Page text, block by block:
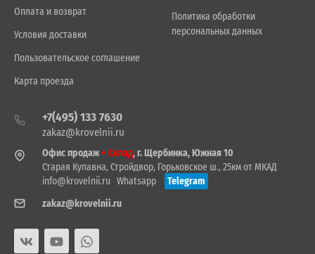
Оплата и возврат
Условия доставки
Пользовательское соглашение
Карта проезда
Политика обработки
персональных данных
+7(495) 133 7630
zakaz@krovelnii.ru
Офис продаж+ Склад, г. Щербинка, Южная 10
Старая Купавна, Стройдвор, Горьковское ш., 25км от МКАД
info@krovelnii.ru Whatsapp
Telegram
zakaz@krovelnii.ru